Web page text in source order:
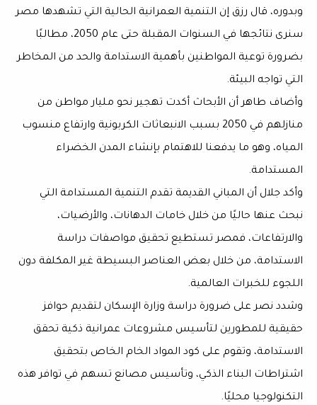
وبدوره، قال رزق إن التنمية العمرانية الحالية التي تشهدها مصر
سنرى نتائجها في السنوات المقبلة حتى عام 2050، مطالبًا
بضرورة توعية المواطنين بأهمية الاستدامة والحد من المخاطر
التي تواجه البيئة.
وأضاف طاهر أن الأبحاث أكدت تهجير نحو مليار مواطن من
منازلهم في 2050 بسبب الانبعاثات الكربونية وارتفاع منسوب
المياه، وهو ما يدفعنا للاهتمام بإنشاء المدن الخضراء
المستدامة.
وأكد جلال أن المباني القديمة تقدم التنمية المستدامة التي
نبحث عنها حاليًا من خلال خامات الدهانات، والأرضيات،
والارتفاعات، فمصر تستطيع تحقيق مواصفات دراسة
الاستدامة، من خلال بعض العناصر البسيطة غير المكلفة دون
اللجوء للخبرات العالمية.
وشدد نصر على ضرورة دراسة وزارة الإسكان لتقديم حوافز
حقيقية للمطورين لتأسيس مشروعات عمرانية ذكية تحقق
الاستدامة، وتقوم على كود المواد الخام الخاص بتحقيق
اشتراطات البناء الذكي، وتأسيس مصانع تسهم في توافر هذه
التكنولوجيا محليًا.